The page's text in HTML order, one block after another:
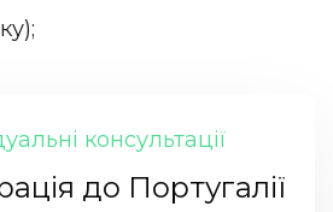
консультації
до Португалії